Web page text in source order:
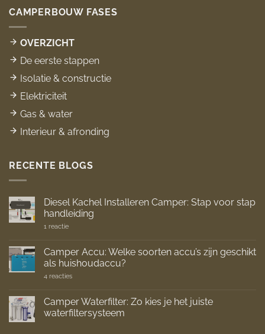
CAMPERBOUW FASES
OVERZICHT
De eerste stappen
Isolatie & constructie
Elektriciteit
Gas & water
Interieur & afronding
RECENTE BLOGS
Diesel Kachel Installeren Camper: Stap voor stap
handleiding
1 reactieop
Installeren
Camper:
Stap
stap
Camper Accu: Welke soorten accu’s zijn geschikt
als huishoudaccu?
4 reactiesop
Welke
soorten
accu’s
Camper Waterfilter: Zo kies je het juiste
waterfiltersysteem